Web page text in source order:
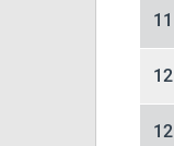
11
12
12